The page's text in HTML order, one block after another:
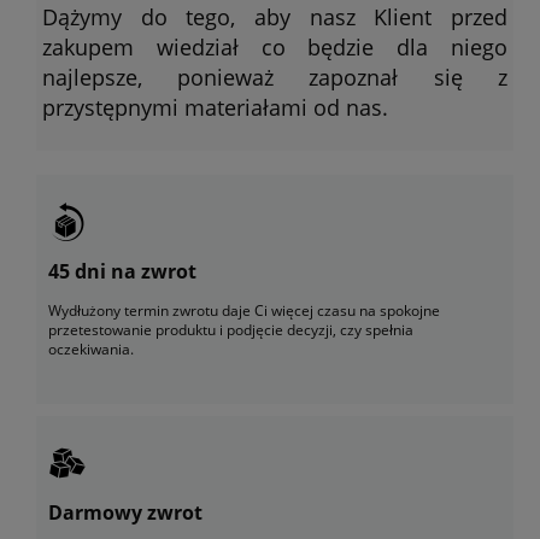
Dążymy do tego, aby nasz Klient przed
zakupem wiedział co będzie dla niego
najlepsze, ponieważ zapoznał się z
przystępnymi materiałami od nas.
45 dni na zwrot
Wydłużony termin zwrotu daje Ci więcej czasu na spokojne
przetestowanie produktu i podjęcie decyzji, czy spełnia
oczekiwania.
Darmowy zwrot